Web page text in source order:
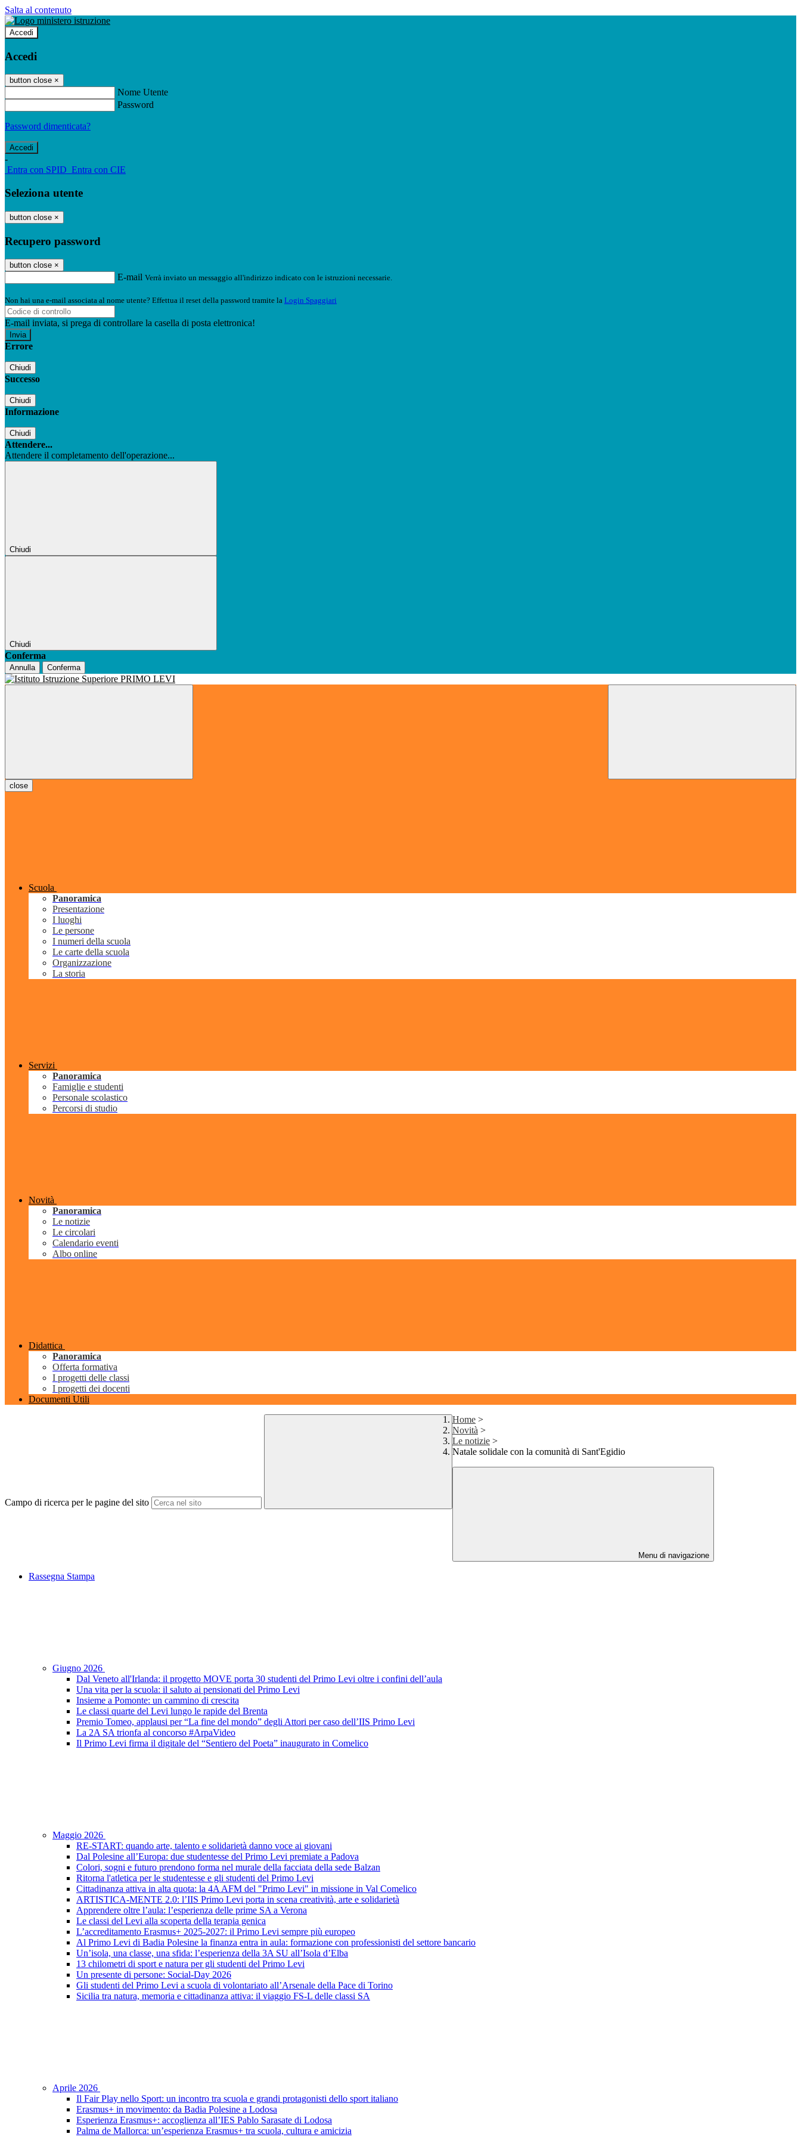
Salta al contenuto
Accedi
Accedi
button close ×
Nome Utente
Password
Password dimenticata?
-
Entra con SPID Entra con CIE
Seleziona utente
button close ×
Recupero password
button close ×
E-mail Verrà inviato un messaggio all'indirizzo indicato con le istruzioni necessarie.
Non hai una e-mail associata al nome utente? Effettua il reset della password tramite la Login Spaggiari
E-mail inviata, si prega di controllare la casella di posta elettronica!
Errore
Chiudi
Successo
Chiudi
Informazione
Chiudi
Attendere...
Attendere il completamento dell'operazione...
Chiudi
Chiudi
Conferma
Annulla Conferma
close
Scuola
Panoramica
Presentazione
I luoghi
Le persone
I numeri della scuola
Le carte della scuola
Organizzazione
La storia
Servizi
Panoramica
Famiglie e studenti
Personale scolastico
Percorsi di studio
Novità
Panoramica
Le notizie
Le circolari
Calendario eventi
Albo online
Didattica
Panoramica
Offerta formativa
I progetti delle classi
I progetti dei docenti
Documenti Utili
Campo di ricerca per le pagine del sito
Home >
Novità >
Le notizie >
Natale solidale con la comunità di Sant'Egidio
Menu di navigazione
Rassegna Stampa
Giugno 2026
Dal Veneto all'Irlanda: il progetto MOVE porta 30 studenti del Primo Levi oltre i confini dell’aula
Una vita per la scuola: il saluto ai pensionati del Primo Levi
Insieme a Pomonte: un cammino di crescita
Le classi quarte del Levi lungo le rapide del Brenta
Premio Tomeo, applausi per “La fine del mondo” degli Attori per caso dell’IIS Primo Levi
La 2A SA trionfa al concorso #ArpaVideo
Il Primo Levi firma il digitale del “Sentiero del Poeta” inaugurato in Comelico
Maggio 2026
RE-START: quando arte, talento e solidarietà danno voce ai giovani
Dal Polesine all’Europa: due studentesse del Primo Levi premiate a Padova
Colori, sogni e futuro prendono forma nel murale della facciata della sede Balzan
Ritorna l'atletica per le studentesse e gli studenti del Primo Levi
Cittadinanza attiva in alta quota: la 4A AFM del "Primo Levi" in missione in Val Comelico
ARTISTICA-MENTE 2.0: l’IIS Primo Levi porta in scena creatività, arte e solidarietà
Apprendere oltre l’aula: l’esperienza delle prime SA a Verona
Le classi del Levi alla scoperta della terapia genica
L’accreditamento Erasmus+ 2025-2027: il Primo Levi sempre più europeo
Al Primo Levi di Badia Polesine la finanza entra in aula: formazione con professionisti del settore bancario
Un’isola, una classe, una sfida: l’esperienza della 3A SU all’Isola d’Elba
13 chilometri di sport e natura per gli studenti del Primo Levi
Un presente di persone: Social-Day 2026
Gli studenti del Primo Levi a scuola di volontariato all’Arsenale della Pace di Torino
Sicilia tra natura, memoria e cittadinanza attiva: il viaggio FS-L delle classi SA
Aprile 2026
Il Fair Play nello Sport: un incontro tra scuola e grandi protagonisti dello sport italiano
Erasmus+ in movimento: da Badia Polesine a Lodosa
Esperienza Erasmus+: accoglienza all’IES Pablo Sarasate di Lodosa
Palma de Mallorca: un’esperienza Erasmus+ tra scuola, cultura e amicizia